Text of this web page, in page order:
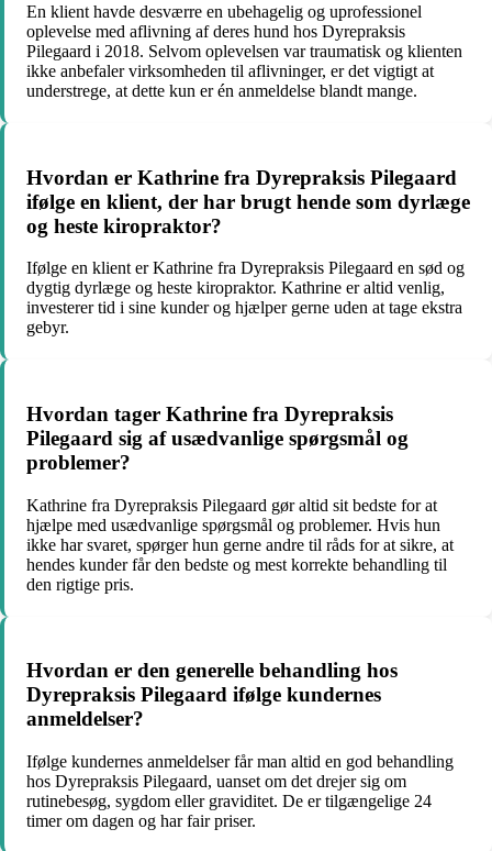
En klient havde desværre en ubehagelig og uprofessionel
oplevelse med aflivning af deres hund hos Dyrepraksis
Pilegaard i 2018. Selvom oplevelsen var traumatisk og klienten
ikke anbefaler virksomheden til aflivninger, er det vigtigt at
understrege, at dette kun er én anmeldelse blandt mange.
Hvordan er Kathrine fra Dyrepraksis Pilegaard
ifølge en klient, der har brugt hende som dyrlæge
og heste kiropraktor?
Ifølge en klient er Kathrine fra Dyrepraksis Pilegaard en sød og
dygtig dyrlæge og heste kiropraktor. Kathrine er altid venlig,
investerer tid i sine kunder og hjælper gerne uden at tage ekstra
gebyr.
Hvordan tager Kathrine fra Dyrepraksis
Pilegaard sig af usædvanlige spørgsmål og
problemer?
Kathrine fra Dyrepraksis Pilegaard gør altid sit bedste for at
hjælpe med usædvanlige spørgsmål og problemer. Hvis hun
ikke har svaret, spørger hun gerne andre til råds for at sikre, at
hendes kunder får den bedste og mest korrekte behandling til
den rigtige pris.
Hvordan er den generelle behandling hos
Dyrepraksis Pilegaard ifølge kundernes
anmeldelser?
Ifølge kundernes anmeldelser får man altid en god behandling
hos Dyrepraksis Pilegaard, uanset om det drejer sig om
rutinebesøg, sygdom eller graviditet. De er tilgængelige 24
timer om dagen og har fair priser.